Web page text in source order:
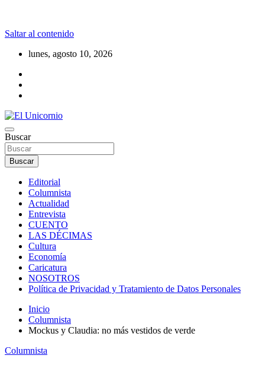
Saltar al contenido
lunes, agosto 10, 2026
El Unicornio
La realidad supera la fantasía
Buscar
Buscar
Editorial
Columnista
Actualidad
Entrevista
CUENTO
LAS DÉCIMAS
Cultura
Economía
Caricatura
NOSOTROS
Política de Privacidad y Tratamiento de Datos Personales
Inicio
Columnista
Mockus y Claudia: no más vestidos de verde
Columnista